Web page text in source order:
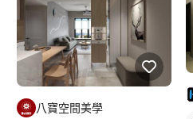
八寶空間美學